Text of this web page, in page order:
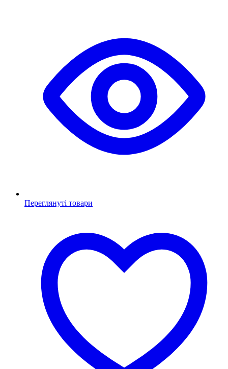
Переглянуті товари